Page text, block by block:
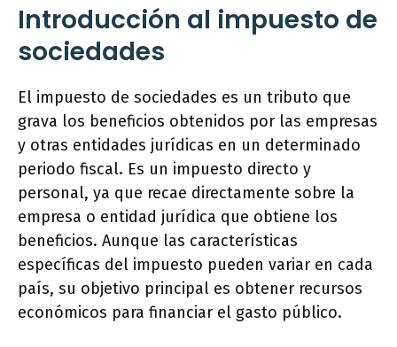
Introducción al impuesto de
sociedades
El impuesto de sociedades es un tributo que
grava los beneficios obtenidos por las empresas
y otras entidades jurídicas en un determinado
periodo fiscal. Es un impuesto directo y
personal, ya que recae directamente sobre la
empresa o entidad jurídica que obtiene los
beneficios. Aunque las características
específicas del impuesto pueden variar en cada
país, su objetivo principal es obtener recursos
económicos para financiar el gasto público.